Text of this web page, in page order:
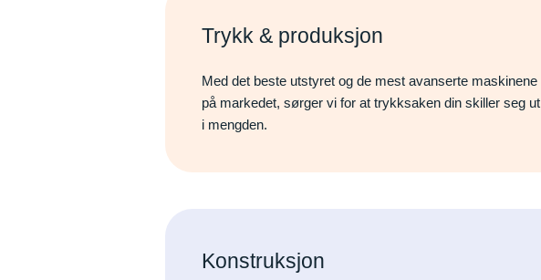
Trykk & produksjon
Med det beste utstyret og de mest avanserte maskinene
på markedet, sørger vi for at trykksaken din skiller seg ut
i mengden.
Konstruksjon